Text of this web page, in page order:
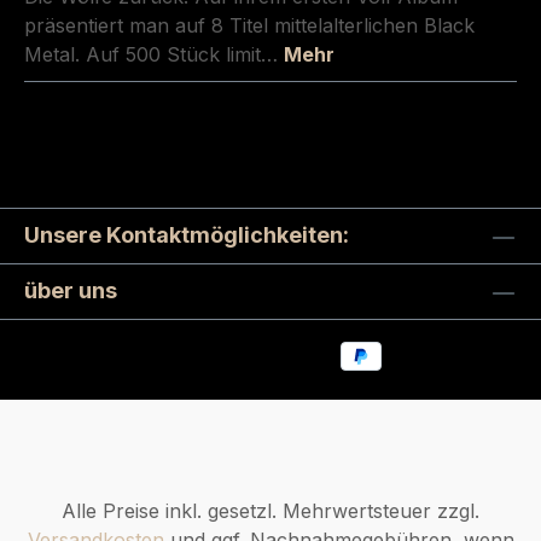
präsentiert man auf 8 Titel mittelalterlichen Black
Metal. Auf 500 Stück limit… Mehr
Unsere Kontaktmöglichkeiten:
über uns
Alle Preise inkl. gesetzl. Mehrwertsteuer zzgl.